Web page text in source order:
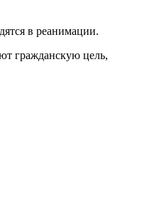
в реанимации.
гражданскую цель,